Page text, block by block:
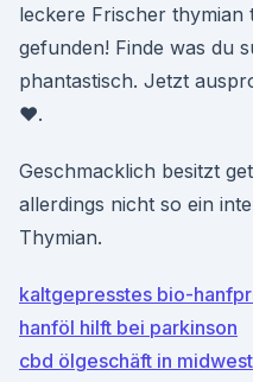
leckere Frischer thymian
gefunden! Finde was du
phantastisch. Jetzt
♥.
Geschmacklich besitzt
allerdings nicht so ein
Thymian.
kaltgepresstes bio-
hanföl hilft bei parkinson
cbd ölgeschäft in